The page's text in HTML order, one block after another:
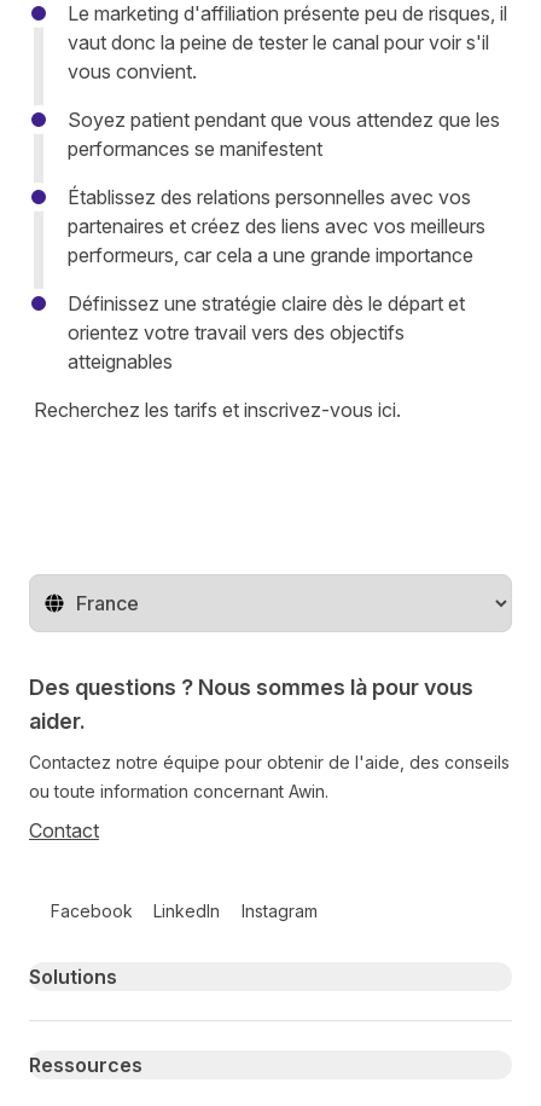
Le marketing d'affiliation présente peu de risques, il
vaut donc la peine de tester le canal pour voir s'il
vous convient.
Soyez patient pendant que vous attendez que les
performances se manifestent
Établissez des relations personnelles avec vos
partenaires et créez des liens avec vos meilleurs
performeurs, car cela a une grande importance
Définissez une stratégie claire dès le départ et
orientez votre travail vers des objectifs
atteignables
Recherchez les tarifs et inscrivez-vous ici.
Changer de pays
Des questions ? Nous sommes là pour vous
aider.
Contactez notre équipe pour obtenir de l'aide, des conseils
ou toute information concernant Awin.
Contact
Facebook LinkedIn Instagram
Primary footer navigation
Solutions
Ressources